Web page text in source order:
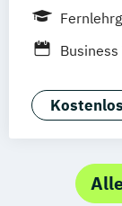
Weil am
F&B
Sport-